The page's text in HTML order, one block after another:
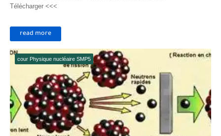
Télécharger <<<
read more
cour Physique nucléaire SMP5